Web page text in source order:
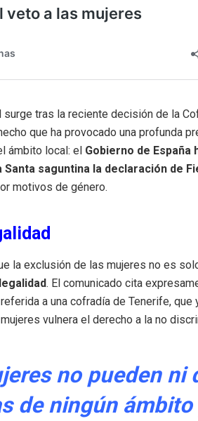
surge tras la reciente decisión de la
que ha provocado una profunda
ámbito local: el Gobierno de España
Santa saguntina la declaración de
motivos de género.
la exclusión de las mujeres no es
. El comunicado cita
a una cofradía de Tenerife,
vulnera el derecho a la no
no pueden ni
de ningún